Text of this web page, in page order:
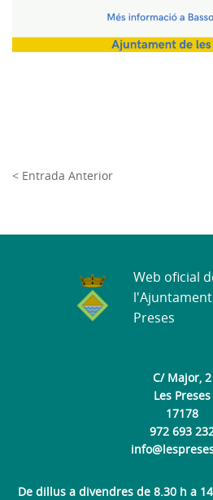
< Entrada Anterior
C/ Major, 2
Les Preses
17178
972 693
De dillus a divendres de 8.30 h a
Web oficial
l'Ajuntament
Preses